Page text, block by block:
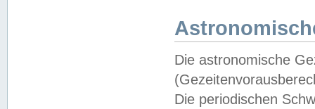
Die astronomische
Die periodischen